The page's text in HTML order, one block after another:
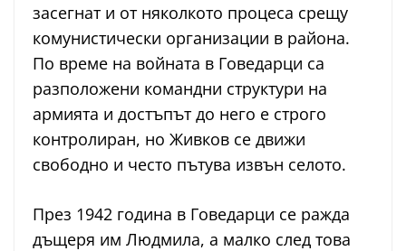
засегнат и от няколкото процеса срещу
комунистически организации в района.
По време на войната в Говедарци са
разположени командни структури на
армията и достъпът до него е строго
контролиран, но Живков се движи
свободно и често пътува извън селото.
През 1942 година в Говедарци се ражда
дъщеря им Людмила, а малко след това